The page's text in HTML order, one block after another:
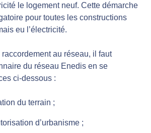
le logement neuf. Cette démarche
pour toutes les constructions
eu l’électricité.
au réseau, il faut
du réseau Enedis en se
ci-dessous :
du terrain ;
d’urbanisme ;